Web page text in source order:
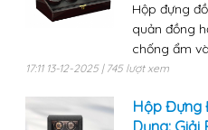
Hộp đựng
quản đồng
chống ẩm
17:11 13-12-2025 | 745 lượt xem
Hộp Đựng